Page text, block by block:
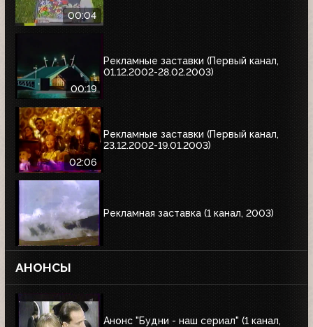
00:04
00:19
Рекламные заставки (Первый канал,
01.12.2002-28.02.2003)
02:06
Рекламные заставки (Первый канал,
23.12.2002-19.01.2003)
Рекламная заставка (1 канал, 2003)
АНОНСЫ
Анонс "Будни - наш сериал" (1 канал,